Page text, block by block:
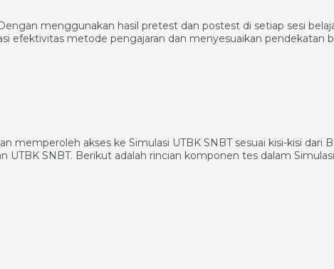
menggunakan hasil pretest dan postest di setiap sesi
metode pengajaran dan menyesuaikan pendekatan
memperoleh akses ke Simulasi UTBK SNBT sesuai kisi-kisi dari
SNBT. Berikut adalah rincian komponen tes dalam